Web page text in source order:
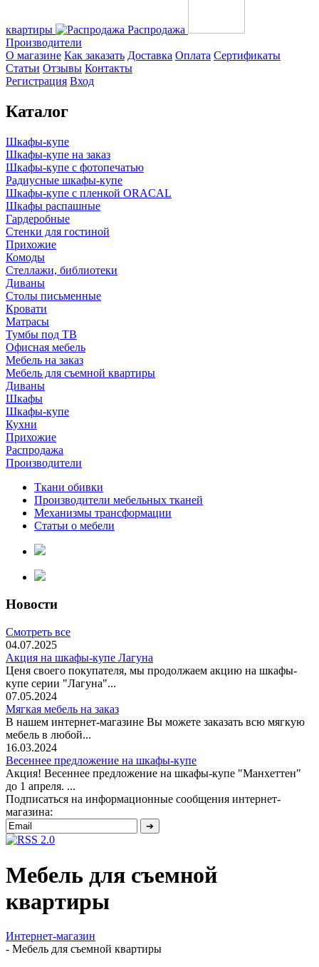
квартиры
Распродажа
Производители
О магазине Как заказать Доставка Оплата Сертификаты
Статьи Отзывы Контакты
Регистрация Вход
Каталог
Шкафы-купе
Шкафы-купе на заказ
Шкафы-купе с фотопечатью
Радиусные шкафы-купе
Шкафы-купе с пленкой ORACAL
Шкафы распашные
Гардеробные
Стенки для гостиной
Прихожие
Комоды
Стеллажи, библиотеки
Диваны
Столы письменные
Кровати
Матрасы
Тумбы под ТВ
Офисная мебель
Мебель на заказ
Мебель для съемной квартиры
Диваны
Шкафы
Шкафы-купе
Кухни
Прихожие
Распродажа
Производители
Ткани обивки
Производители мебельных тканей
Механизмы трансформации
Статьи о мебели
Новости
Смотреть все
04.07.2025
Акция на шкафы-купе Лагуна
Ценя своего покупателя, мы продолжаем акцию на шкафы-
купе серии "Лагуна"...
07.05.2024
Мягкая мебель на заказ
В нашем интернет-магазине Вы можете заказать всю мягкую
мебель в любой...
16.03.2024
Весеннее предложение на шкафы-купе
Акция! Весеннее предложение на шкафы-купе "Манхеттен"
до 1 апреля. ...
Подписаться на информационные сообщения интернет-
магазина:
Мебель для съемной
квартиры
Интернет-магазин
- Мебель для съемной квартиры